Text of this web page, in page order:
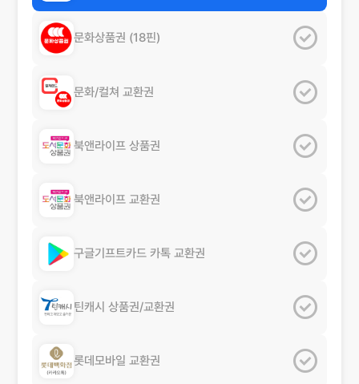
문화상품권 (18핀)
문화/컬쳐 교환권
북앤라이프 상품권
북앤라이프 교환권
구글기프트카드 카톡 교환권
틴캐시 상품권/교환권
롯데모바일 교환권